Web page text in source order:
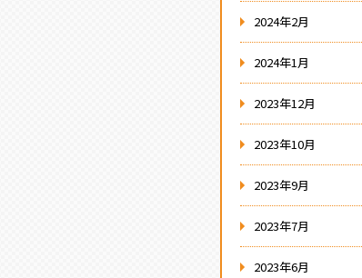
2024年2月
2024年1月
2023年12月
2023年10月
2023年9月
2023年7月
2023年6月